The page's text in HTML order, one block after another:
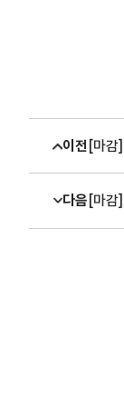
이전 [마감
다음 [마